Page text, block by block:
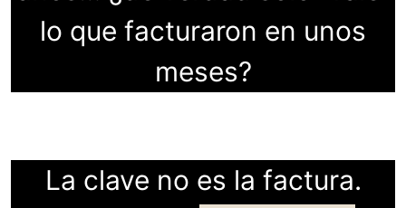
lo que facturaron en unos
meses?
La clave no es la factura.